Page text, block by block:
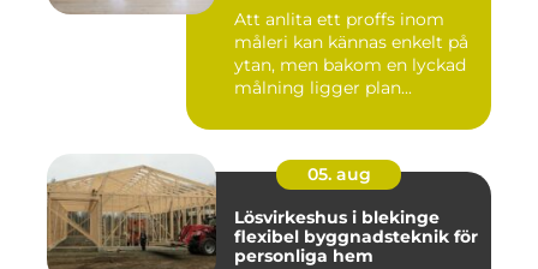
Att anlita ett proffs inom
måleri kan kännas enkelt på
ytan, men bakom en lyckad
målning ligger plan...
05. aug
Lösvirkeshus i blekinge
flexibel byggnadsteknik för
personliga hem